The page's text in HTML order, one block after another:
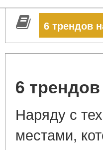
6 трендов
6
Наряду с
местами,